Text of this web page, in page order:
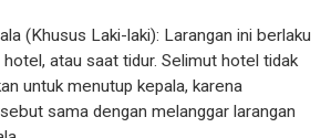
(Khusus Laki-laki): Larangan ini berlaku
atau saat tidur. Selimut hotel tidak
untuk menutup kepala, karena
sama dengan melanggar larangan